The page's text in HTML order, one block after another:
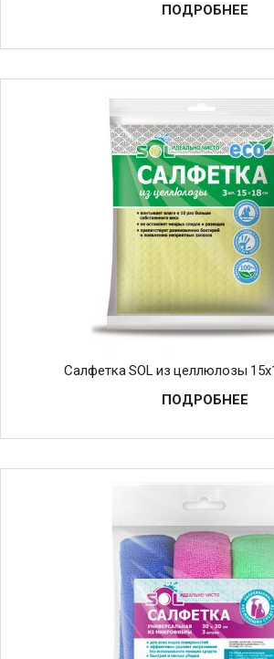
ПОДРОБНЕЕ
Салфетка SOL из целлюлозы
ПОДРОБНЕЕ